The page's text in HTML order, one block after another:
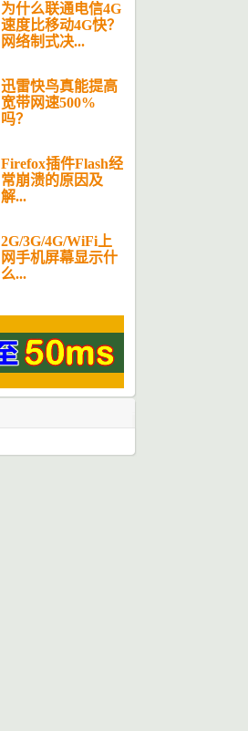
为什么联通电信4G
速度比移动4G快？
网络制式决...
迅雷快鸟真能提高
宽带网速500%
吗？
Firefox插件Flash经
常崩溃的原因及
解...
2G/3G/4G/WiFi上
网手机屏幕显示什
么...